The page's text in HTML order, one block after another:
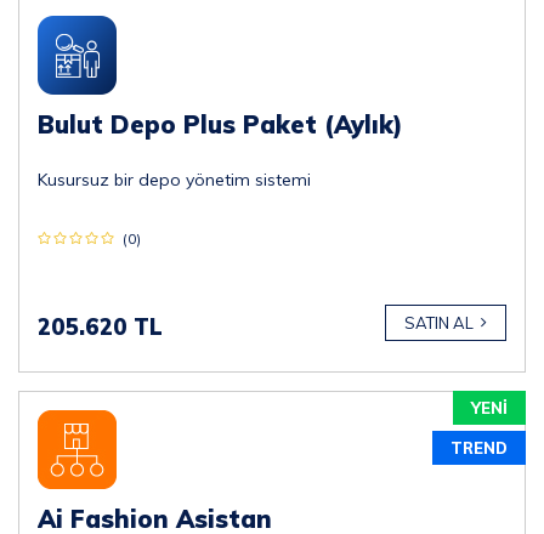
Bulut Depo Plus Paket (Aylık)
Kusursuz bir depo yönetim sistemi
(0)
205.620 TL SATIN AL
Ai Fashion Asistan
YENİ
TREND